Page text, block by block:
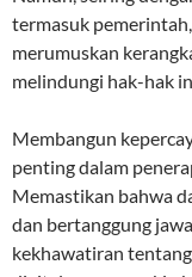
termasuk
merumuskan
melindungi hak-hak
Membangun
penting dalam
Memastikan bahwa
dan bertanggung
kekhawatiran